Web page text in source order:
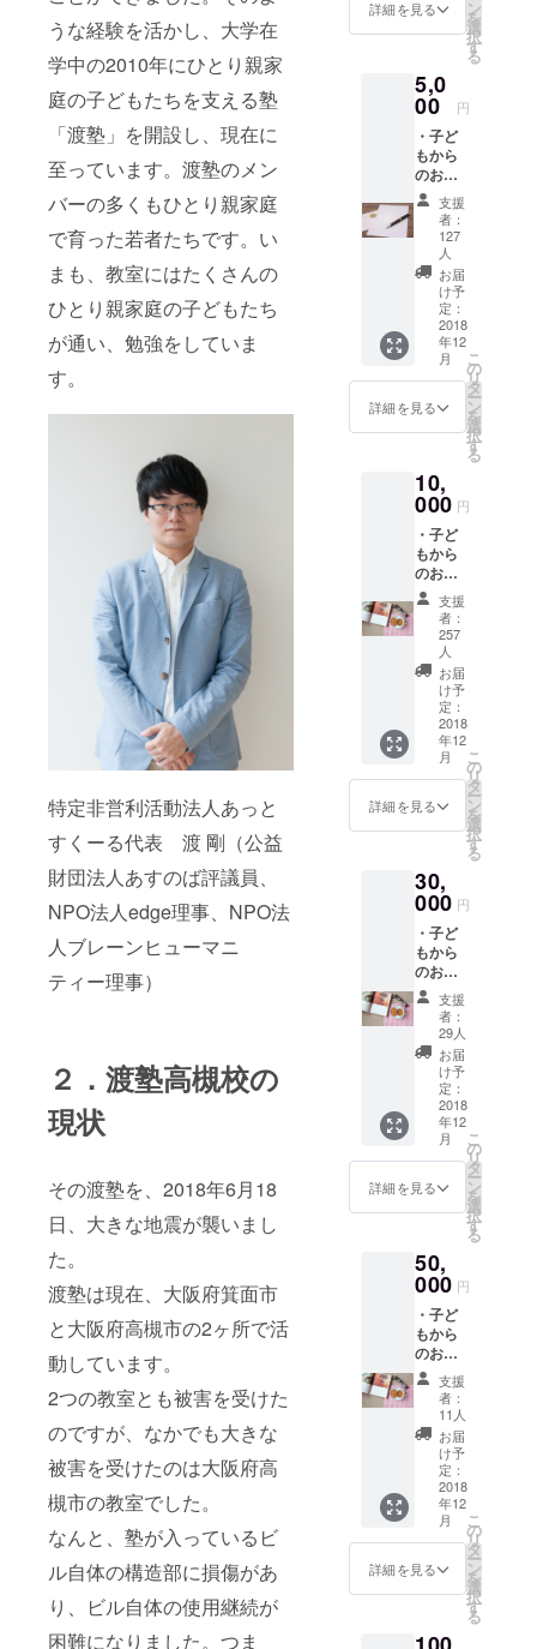
うな経験を活かし、大学在
学中の2010年にひとり親家
庭の子どもたちを支える塾
「渡塾」を開設し、現在に
至っています。渡塾のメン
バーの多くもひとり親家庭
で育った若者たちです。い
まも、教室にはたくさんの
ひとり親家庭の子どもたち
が通い、勉強をしていま
す。
特定非営利活動法人あっと
すくーる代表 渡 剛（公益
財団法人あすのば評議員、
NPO法人edge理事、NPO法
人ブレーンヒューマニ
ティー理事）
２．渡塾高槻校の
現状
その渡塾を、2018年6月18
日、大きな地震が襲いまし
た。
渡塾は現在、大阪府箕面市
と大阪府高槻市の2ヶ所で活
動しています。
2つの教室とも被害を受けた
のですが、なかでも大きな
被害を受けたのは大阪府高
槻市の教室でした。
なんと、塾が入っているビ
ル自体の構造部に損傷があ
り、ビル自体の使用継続が
困難になりました。つま
詳細を見る ン
を
選
択
す
る
5,0
00 円
・子ど
もから
のお礼
メール
を送付
させて
いただ
きま
す。
支援
者：
127
人
お届
け予
定：
2018
年12
月
詳細を見る
こ
の
リ
タ
ー
ン
を
選
択
す
る
10,
000 円
・子ど
もから
のお礼
メッ
セージ
等を載
せた新
教室開
校記念
冊子
（仮）
をメー
ルで送
付させ
ていた
支援
者：
257
人
お届
け予
定：
2018
年12
月
詳細を見る
こ
の
リ
タ
ー
ン
を
選
択
す
る
30,
000 円
・子ど
もから
のお礼
メッ
セージ
等を載
せた新
教室開
校記念
冊子
（仮）
をメー
ルで送
付させ
ていた
支援
者：
29人
お届
け予
定：
2018
年12
月
詳細を見る
こ
の
リ
タ
ー
ン
を
選
択
す
る
50,
000 円
・子ど
もから
のお礼
メッ
セージ
等を載
せた新
教室開
校記念
冊子
（仮）
をメー
ルで送
付させ
ていた
支援
者：
11人
お届
け予
定：
2018
年12
月
詳細を見る
こ
の
リ
タ
ー
ン
を
選
択
す
る